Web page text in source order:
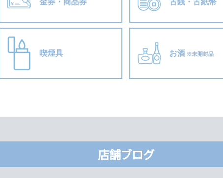
喫煙具 お酒 ※未開封品
店舗ブログ